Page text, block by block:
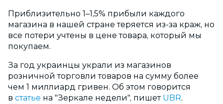
Приблизительно 1–1,5% прибыли каждого
магазина в нашей стране теряется из-за краж, но
все потери учтены в цене товара, который мы
покупаем.
За год украинцы украли из магазинов
розничной торговли товаров на сумму более
чем 1 миллиард гривен. Об этом говорится
в статье на "Зеркале недели", пишет UBR.